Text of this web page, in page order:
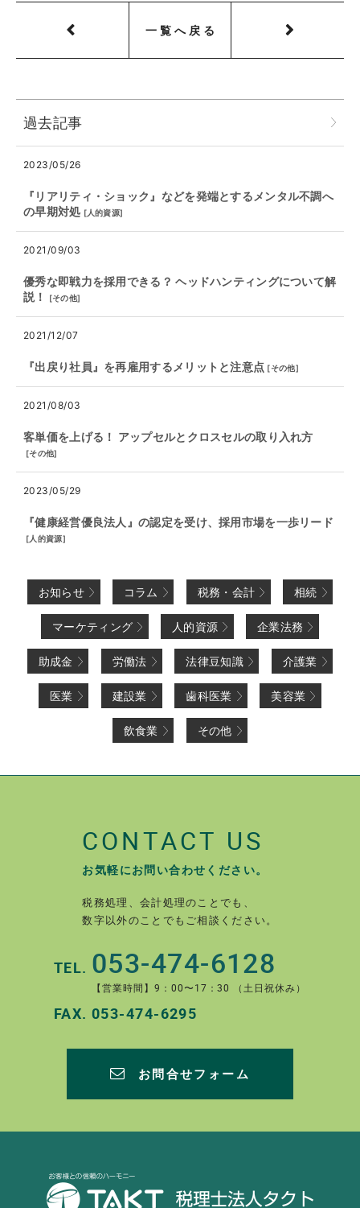
一覧へ戻る
過去記事
2023/05/26
『リアリティ・ショック』などを発端とするメンタル不調へ
の早期対処 [人的資源]
2021/09/03
優秀な即戦力を採用できる？ ヘッドハンティングについて解
説！
[その他]
2021/12/07
『出戻り社員』を再雇用するメリットと注意点 [その他]
2021/08/03
客単価を上げる！ アップセルとクロスセルの取り入れ方
[その他]
2023/05/29
『健康経営優良法人』の認定を受け、採用市場を一歩リード
[人的資源]
お知らせ コラム 税務・会計 相続
マーケティング 人的資源 企業法務
助成金 労働法 法律豆知識 介護業
医業 建設業 歯科医業 美容業
飲食業 その他
CONTACT US
お気軽にお問い合わせください。
税務処理、会計処理のことでも、
数字以外のことでもご相談ください。
TEL. 053-474-6128
【営業時間】9：00〜17：30 （土日祝休み）
FAX. 053-474-6295
お問合せフォーム